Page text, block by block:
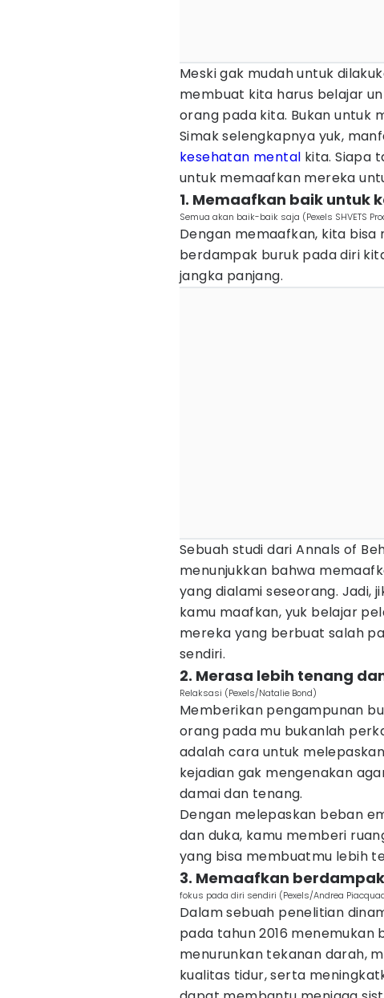
Meski gak mudah untuk
membuat kita harus belajar
orang pada kita. Bukan untuk
Simak selengkapnya yuk,
kesehatan mental kita. Siapa
untuk memaafkan mereka
1. Memaafkan baik untuk
Semua akan baik-baik saja (Pexels SHVETS
Dengan memaafkan, kita bisa
berdampak buruk pada diri
jangka panjang.
Sebuah studi dari Annals of
menunjukkan bahwa
yang dialami seseorang. Jadi,
kamu maafkan, yuk belajar
mereka yang berbuat salah
sendiri.
2. Merasa lebih tenang
Relaksasi (Pexels/Natalie Bond)
Memberikan pengampunan
orang pada mu bukanlah
adalah cara untuk
kejadian gak mengenakan
damai dan tenang.
Dengan melepaskan beban
dan duka, kamu memberi
yang bisa membuatmu lebih
3. Memaafkan
fokus pada diri sendiri (Pexels/Andrea
Dalam sebuah penelitian
pada tahun 2016
menurunkan tekanan darah,
kualitas tidur, serta